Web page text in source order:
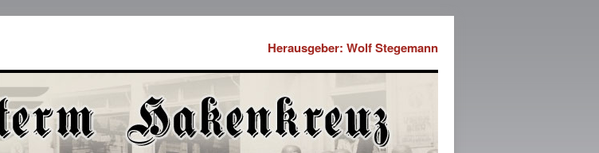
Herausgeber: Wolf Stegemann